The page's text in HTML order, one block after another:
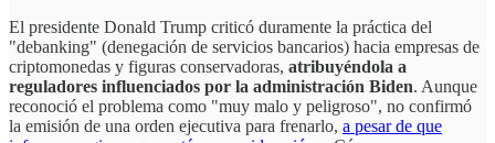
El presidente Donald Trump criticó duramente la práctica del
"debanking" (denegación de servicios bancarios) hacia empresas de
criptomonedas y figuras conservadoras, atribuyéndola a
reguladores influenciados por la administración Biden. Aunque
reconoció el problema como "muy malo y peligroso", no confirmó
la emisión de una orden ejecutiva para frenarlo, a pesar de que